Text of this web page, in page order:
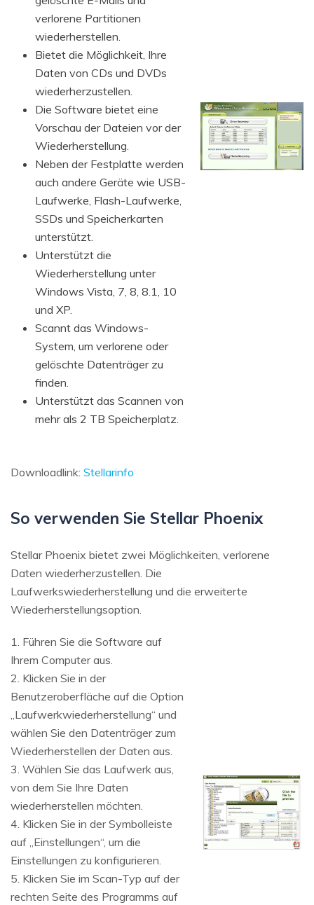
verlorene Partitionen
wiederherstellen.
Bietet die Möglichkeit, Ihre
Daten von CDs und DVDs
wiederherzustellen.
Die Software bietet eine
Vorschau der Dateien vor der
Wiederherstellung.
Neben der Festplatte werden
auch andere Geräte wie USB-
Laufwerke, Flash-Laufwerke,
SSDs und Speicherkarten
unterstützt.
Unterstützt die
Wiederherstellung unter
Windows Vista, 7, 8, 8.1, 10
und XP.
Scannt das Windows-
System, um verlorene oder
gelöschte Datenträger zu
finden.
Unterstützt das Scannen von
mehr als 2 TB Speicherplatz.
Downloadlink: Stellarinfo
So verwenden Sie Stellar Phoenix
Stellar Phoenix bietet zwei Möglichkeiten, verlorene
Daten wiederherzustellen. Die
Laufwerkswiederherstellung und die erweiterte
Wiederherstellungsoption.
1. Führen Sie die Software auf
Ihrem Computer aus.
2. Klicken Sie in der
Benutzeroberfläche auf die Option
„Laufwerkwiederherstellung“ und
wählen Sie den Datenträger zum
Wiederherstellen der Daten aus.
3. Wählen Sie das Laufwerk aus,
von dem Sie Ihre Daten
wiederherstellen möchten.
4. Klicken Sie in der Symbolleiste
auf „Einstellungen“, um die
Einstellungen zu konfigurieren.
5. Klicken Sie im Scan-Typ auf der
rechten Seite des Programms auf